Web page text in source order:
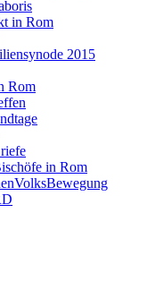
in Rom
2015
Rom
in Rom